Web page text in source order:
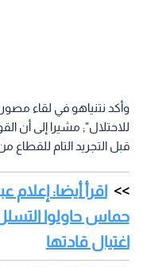
وأكد نتنياهو في لقاء
للاحتلال"; مشيرا إلى أن
قبل التجريد التام للقطاع
اقرأ أيضا:
حماس حاولوا
اغتيال قادتها